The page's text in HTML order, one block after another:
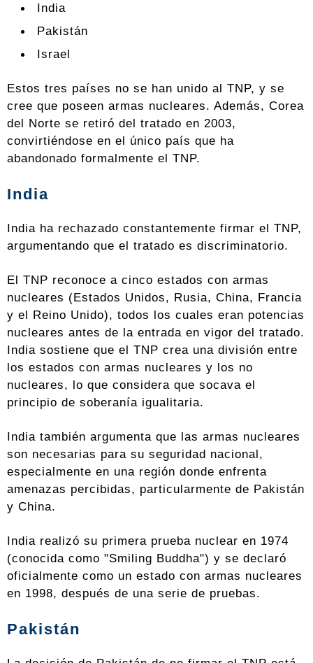
India
Pakistán
Israel
Estos tres países no se han unido al TNP, y se
cree que poseen armas nucleares. Además, Corea
del Norte se retiró del tratado en 2003,
convirtiéndose en el único país que ha
abandonado formalmente el TNP.
India
India ha rechazado constantemente firmar el TNP,
argumentando que el tratado es discriminatorio.
El TNP reconoce a cinco estados con armas
nucleares (Estados Unidos, Rusia, China, Francia
y el Reino Unido), todos los cuales eran potencias
nucleares antes de la entrada en vigor del tratado.
India sostiene que el TNP crea una división entre
los estados con armas nucleares y los no
nucleares, lo que considera que socava el
principio de soberanía igualitaria.
India también argumenta que las armas nucleares
son necesarias para su seguridad nacional,
especialmente en una región donde enfrenta
amenazas percibidas, particularmente de Pakistán
y China.
India realizó su primera prueba nuclear en 1974
(conocida como "Smiling Buddha") y se declaró
oficialmente como un estado con armas nucleares
en 1998, después de una serie de pruebas.
Pakistán